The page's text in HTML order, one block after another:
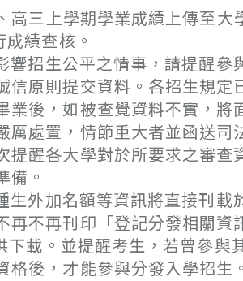
三上學期學業成績上傳至大
績查核。
響招生公平之情事，請提醒參
信原則提交資料。各招生規定
業後，如被查覺資料不實，將
厲處置，情節重大者並函送司
提醒各大學對於所要求之審查
備。
生外加名額等資訊將直接刊載
再不再刊印「登記分發相關資
下載。並提醒考生，若曾參與
格後，才能參與分發入學招生